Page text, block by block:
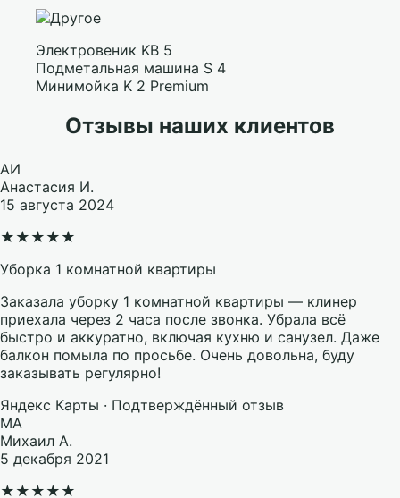
Электровеник KB 5
Подметальная машина S 4
Минимойка K 2 Premium
Отзывы наших клиентов
АИ
Анастасия И.
15 августа 2024
★ ★ ★ ★ ★
Уборка 1 комнатной квартиры
Заказала уборку 1 комнатной квартиры — клинер
приехала через 2 часа после звонка. Убрала всё
быстро и аккуратно, включая кухню и санузел. Даже
балкон помыла по просьбе. Очень довольна, буду
заказывать регулярно!
Яндекс Карты · Подтверждённый отзыв
МА
Михаил А.
5 декабря 2021
★ ★ ★ ★ ★